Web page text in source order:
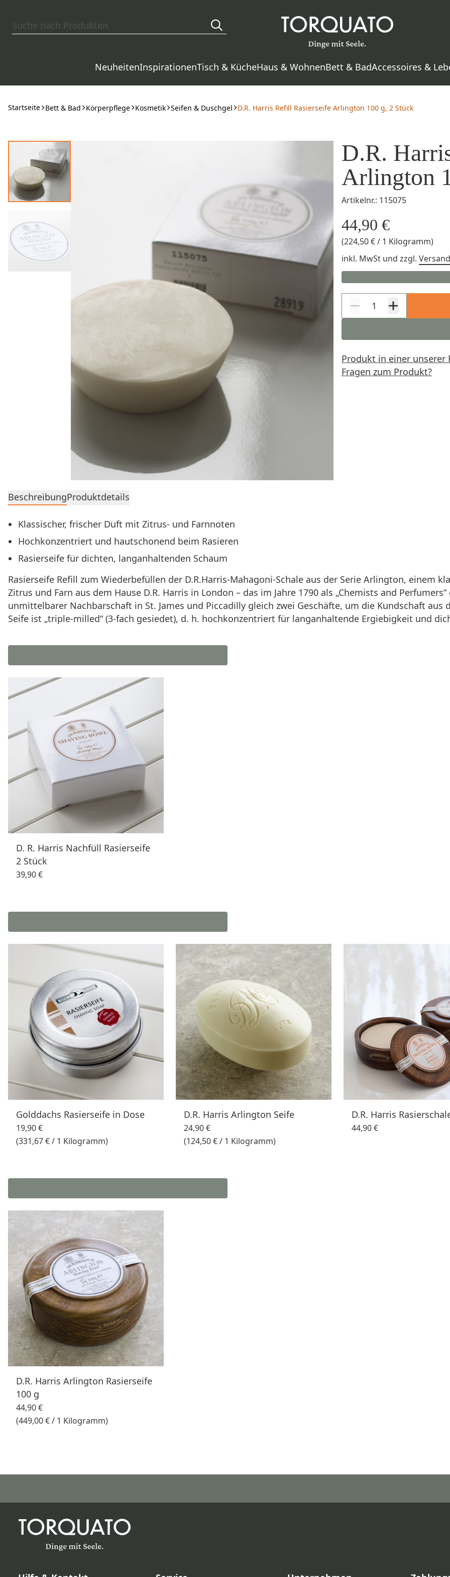
NeuheitenInspirationenTisch & KücheHaus & WohnenBett & BadAccessoires &
Startseite Bett & Bad Körperpflege Kosmetik Seifen & Duschgel D.R. Harris Refill Rasierseife Arlington 100 g, 2 Stück
D.R.
Arlington
Artikelnr.: 115075
44,90 €
(224,50 € / 1 Kilogramm)
inkl. MwSt und zzgl. Versand
Produkt in einer unserer
Fragen zum Produkt?
BeschreibungProduktdetails
Klassischer, frischer Duft mit Zitrus‑ und Farnnoten
Hochkonzentriert und hautschonend beim Rasieren
Rasierseife für dichten, langanhaltenden Schaum
Rasierseife Refill zum Wiederbefüllen der D.R.Harris-Mahagoni-Schale aus der Serie Arlington, einem
Zitrus und Farn aus dem Hause D.R. Harris in London – das im Jahre 1790 als „Chemists and
unmittelbarer Nachbarschaft in St. James und Piccadilly gleich zwei Geschäfte, um die Kundschaft aus
Seife ist „triple-milled“ (3-fach gesiedet), d. h. hochkonzentriert für langanhaltende Ergiebigkeit und
D. R. Harris Nachfüll Rasierseife
2 Stück
39,90 €
Golddachs Rasierseife in Dose
19,90 €
(331,67 € / 1 Kilogramm)
D.R. Harris Arlington Seife
24,90 €
(124,50 € / 1 Kilogramm)
D.R. Harris
44,90 €
D.R. Harris Arlington Rasierseife
100 g
44,90 €
(449,00 € / 1 Kilogramm)